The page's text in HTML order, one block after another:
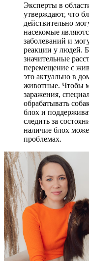
Эксперты в
утверждают, что
действительно
насекомые
заболеваний и
реакции у людей.
значительные
перемещение с
это актуально в
животные. Чтобы
заражения,
обрабатывать
блох и
следить за
наличие блох
проблемах.